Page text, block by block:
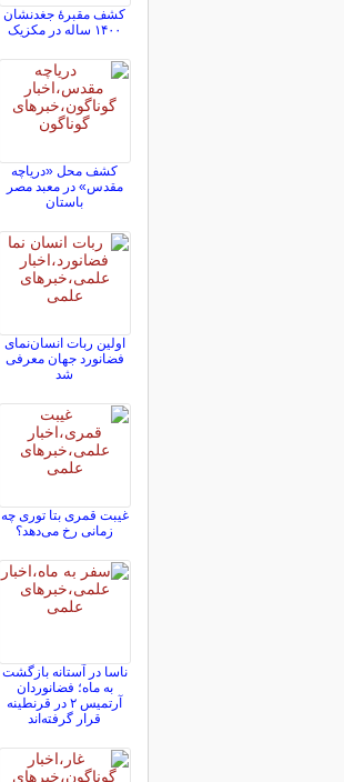
کشف مقبرۀ جغدنشان
۱۴۰۰ ساله در مکزیک
کشف محل «دریاچه
مقدس» در معبد مصر
باستان
اولین ربات انسان‌نمای
فضانورد جهان معرفی
شد
غیبت قمری بتا توری چه
زمانی رخ می‌دهد؟
ناسا در آستانه بازگشت
به ماه؛ فضانوردان
آرتمیس ۲ در قرنطینه
قرار گرفته‌اند